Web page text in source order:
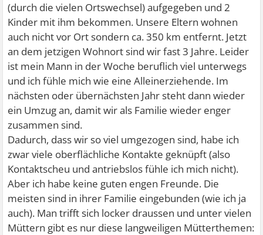
(durch die vielen Ortswechsel) aufgegeben und 2
Kinder mit ihm bekommen. Unsere Eltern wohnen
auch nicht vor Ort sondern ca. 350 km entfernt. Jetzt
an dem jetzigen Wohnort sind wir fast 3 Jahre. Leider
ist mein Mann in der Woche beruflich viel unterwegs
und ich fühle mich wie eine Alleinerziehende. Im
nächsten oder übernächsten Jahr steht dann wieder
ein Umzug an, damit wir als Familie wieder enger
zusammen sind.
Dadurch, dass wir so viel umgezogen sind, habe ich
zwar viele oberflächliche Kontakte geknüpft (also
Kontaktscheu und antriebslos fühle ich mich nicht).
Aber ich habe keine guten engen Freunde. Die
meisten sind in ihrer Familie eingebunden (wie ich ja
auch). Man trifft sich locker draussen und unter vielen
Müttern gibt es nur diese langweiligen Mütterthemen: